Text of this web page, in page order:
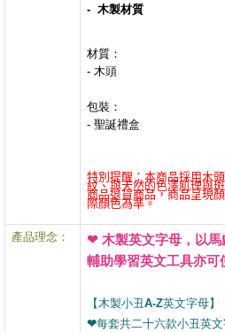
- 木製材質
材質：
- 木頭
包裝：
- 聖誕禮盒
特別提醒：本商品採用木
紋、與天然的色澤肌理與
商品退貨商品，商品呈現
際顏色為準。
產品理念： ❤ 木製英文字母， 以馬
輔助學習英文工具亦可
【木製小丑A-Z英文字母】
❤每套共二十六款小丑英文